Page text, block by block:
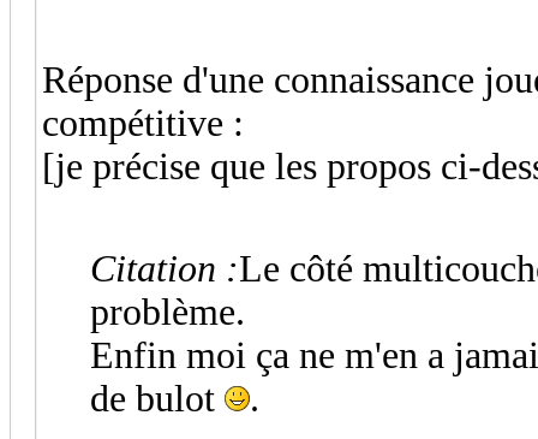
Réponse d'une connaissance
compétitive :
[je précise que les propos ci-
Citation :Le côté
problème.
Enfin moi ça ne m'en a
de bulot
.